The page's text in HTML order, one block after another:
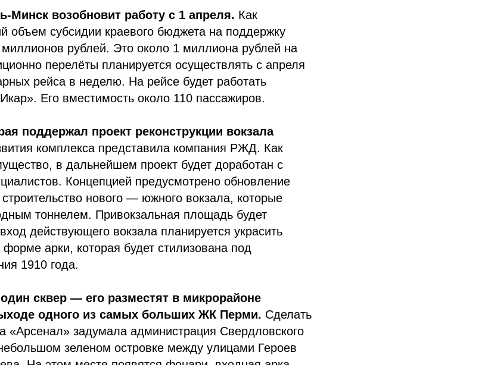
Минск возобновит работу с 1 апреля. Как
объем субсидии краевого бюджета на поддержку
миллионов рублей. Это около 1 миллиона рублей на
перелёты планируется осуществлять с апреля
рейса в неделю. На рейсе будет работать
Его вместимость около 110 пассажиров.
поддержал проект реконструкции вокзала
комплекса представила компания РЖД. Как
в дальнейшем проект будет доработан с
Концепцией предусмотрено обновление
нового — южного вокзала, которые
тоннелем. Привокзальная площадь будет
действующего вокзала планируется украсить
арки, которая будет стилизована под
1910 года.
сквер — его разместят в микрорайоне
одного из самых больших ЖК Перми. Сделать
«Арсенал» задумала администрация Свердловского
зеленом островке между улицами Героев